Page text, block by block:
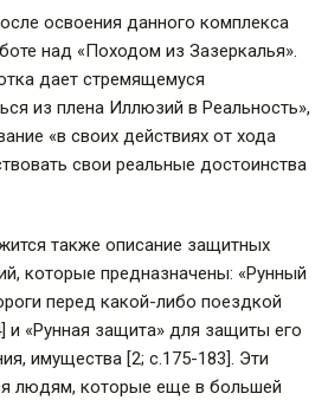
освоения данного комплекса
над «Походом из Зазеркалья».
дает стремящемуся
из плена Иллюзий в Реальность»,
«в своих действиях от хода
свои реальные достоинства
также описание защитных
которые предназначены: «Рунный
перед какой-либо поездкой
и «Рунная защита» для защиты его
имущества [2; с.175-183]. Эти
людям, которые еще в большей